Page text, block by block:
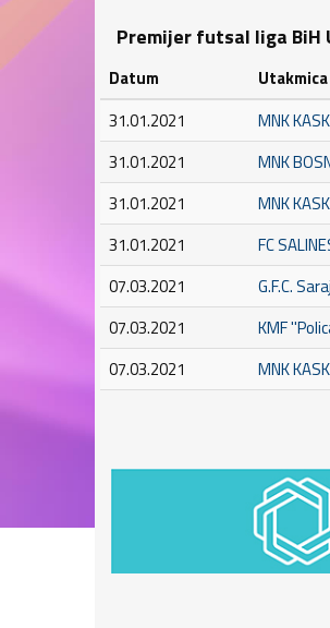
Premijer futsal liga BiH
Datum Utakmica
31.01.2021
MNK
31.01.2021
MNK
31.01.2021
MNK
31.01.2021
FC
07.03.2021
G.F.C.
07.03.2021
KMF
07.03.2021
MNK